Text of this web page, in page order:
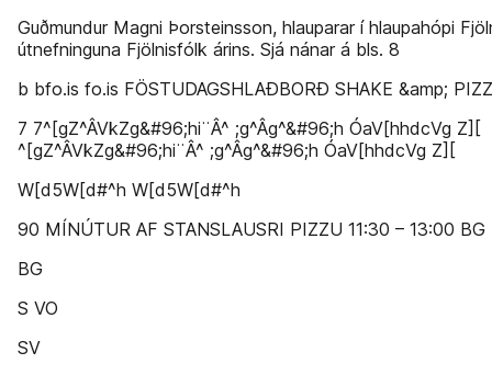
Guðmundur Magni Þorsteinsson, hlauparar í hlaupahópi
útnefninguna Fjölnisfólk árins. Sjá nánar á bls. 8
b bfo.is fo.is FÖSTUDAGSHLAÐBORÐ SHAKE &amp;
7 7^[gZ^ÂVkZg&#96;hi¨Â^ ;g^Âg^&#96;h ÓaV[hhdcVg Z][
^[gZ^ÂVkZg&#96;hi¨Â^ ;g^Âg^&#96;h ÓaV[hhdcVg Z][
W[d5W[d#^h W[d5W[d#^h
90 MÍNÚTUR AF STANSLAUSRI PIZZU 11:30 – 13:00 BG
BG
S VO
SV